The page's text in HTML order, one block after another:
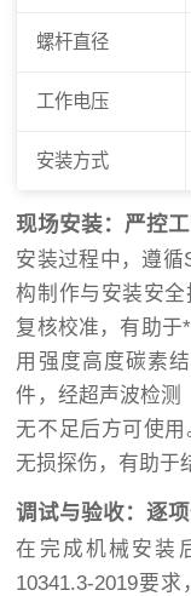
螺杆直径
工作电压
安装方式
现场安装：严控
安装过程中，遵循
构制作与安装安
复核校准，有助于
用强度高度碳素
件，经超声波检测
无不足后方可使
无损探伤，有助于
调试与验收：逐
在完成机械安装
10341.3-2019要